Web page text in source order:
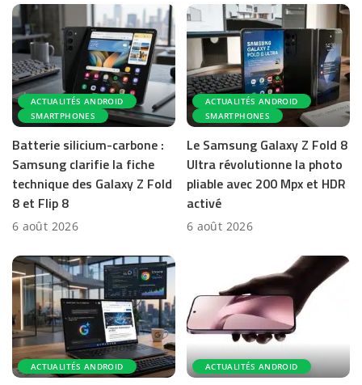
ACTUALITÉS ANDROID
SMARTPHONES
Batterie silicium-carbone :
Samsung clarifie la fiche
technique des Galaxy Z Fold
8 et Flip 8
6 août 2026
ACTUALITÉS ANDROID
SMARTPHONES
Le Samsung Galaxy Z Fold 8
Ultra révolutionne la photo
pliable avec 200 Mpx et HDR
activé
6 août 2026
ACTUALITÉS ANDROID ACTUALITÉS ANDROID